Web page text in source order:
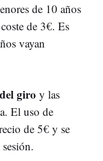
de 10 años
de 3€. Es
vayan
giro y las
El uso de
de 5€ y se